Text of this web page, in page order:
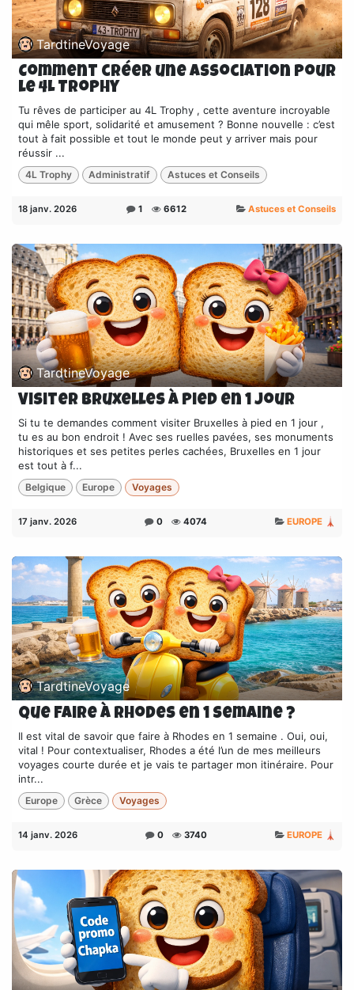
TardtineVoyage
Comment créer une association pour
le 4L Trophy
Tu rêves de participer au 4L Trophy , cette aventure incroyable
qui mêle sport, solidarité et amusement ? Bonne nouvelle : c’est
tout à fait possible et tout le monde peut y arriver mais pour
réussir ...
4L Trophy Administratif Astuces et Conseils
18 janv. 2026 1 6612 Astuces et Conseils
TardtineVoyage
Visiter Bruxelles à pied en 1 jour
Si tu te demandes comment visiter Bruxelles à pied en 1 jour ,
tu es au bon endroit ! Avec ses ruelles pavées, ses monuments
historiques et ses petites perles cachées, Bruxelles en 1 jour
est tout à f...
Belgique Europe Voyages
17 janv. 2026 0 4074 EUROPE 🗼
TardtineVoyage
que faire à rhodes en 1 semaine ?
Il est vital de savoir que faire à Rhodes en 1 semaine . Oui, oui,
vital ! Pour contextualiser, Rhodes a été l’un de mes meilleurs
voyages courte durée et je vais te partager mon itinéraire. Pour
intr...
Europe Grèce Voyages
14 janv. 2026 0 3740 EUROPE 🗼